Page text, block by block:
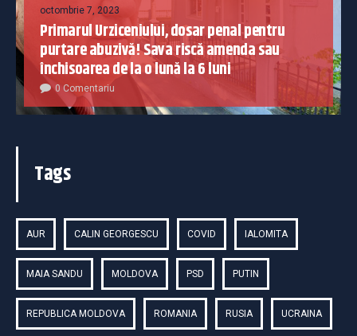
octombrie 7, 2023
Primarul Urziceniului, dosar penal pentru
purtare abuzivă! Sava riscă amenda sau
închisoarea de la o lună la 6 luni
0 Comentariu
Tags
AUR CALIN GEORGESCU COVID IALOMITA
MAIA SANDU MOLDOVA PSD PUTIN
REPUBLICA MOLDOVA ROMANIA RUSIA UCRAINA